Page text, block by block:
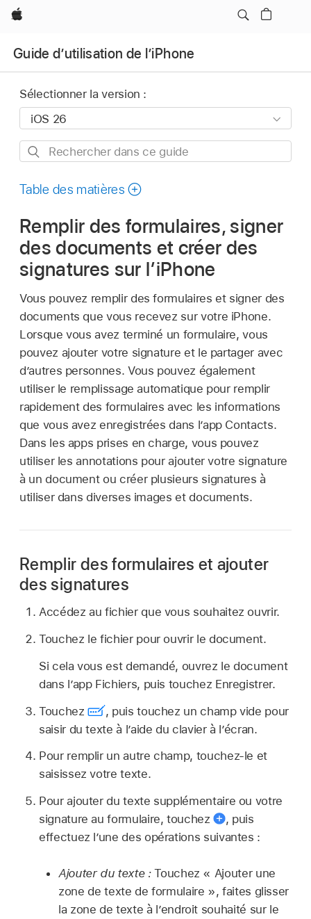
Apple
Guide d’utilisation de l’iPhone
Sélectionner la version :
Rechercher
ce
Table des matières
Remplir des formulaires, signer
des documents et créer des
signatures sur l’iPhone
Vous pouvez remplir des formulaires et signer des
documents que vous recevez sur votre iPhone.
Lorsque vous avez terminé un formulaire, vous
pouvez ajouter votre signature et le partager avec
d’autres personnes. Vous pouvez également
utiliser le remplissage automatique pour remplir
rapidement des formulaires avec les informations
que vous avez enregistrées dans l’app Contacts.
Dans les apps prises en charge, vous pouvez
utiliser les annotations pour ajouter votre signature
à un document ou créer plusieurs signatures à
utiliser dans diverses images et documents.
Remplir des formulaires et ajouter
des signatures
Accédez au fichier que vous souhaitez ouvrir.
Touchez le fichier pour ouvrir le document.
Si cela vous est demandé, ouvrez le document
dans l’app Fichiers, puis touchez Enregistrer.
Touchez
, puis touchez un champ vide pour
saisir du texte à l’aide du clavier à l’écran.
Pour remplir un autre champ, touchez-le et
saisissez votre texte.
Pour ajouter du texte supplémentaire ou votre
signature au formulaire, touchez
, puis
effectuez l’une des opérations suivantes :
Ajouter du texte :Touchez « Ajouter une
zone de texte de formulaire », faites glisser
la zone de texte à l’endroit souhaité sur le